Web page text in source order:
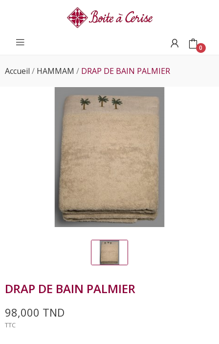
0
Accueil HAMMAM DRAP DE BAIN PALMIER
DRAP DE BAIN PALMIER
98,000 TND
TTC